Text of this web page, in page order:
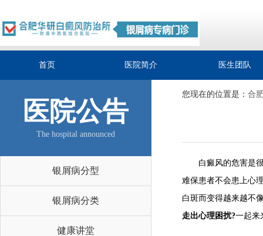
首页 医院简介 医生团队
医院公告
The hospital announced
银屑病分型
银屑病分类
健康讲堂
您现在的位置是： 合
白癜风的危害是很
难保患者不会患上心
白斑而变得越来越不
走出心理困扰?一起来